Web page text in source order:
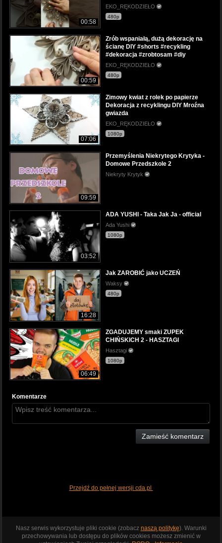
00:58
EKO_RĘKODZIEŁO
480p
00:59
Zrób wspaniałą, dużą dekorację na
ścianę DIY #shorts #recykling
#dekoracja #zrobtosam #diy
EKO_RĘKODZIEŁO
480p
07:06
Zimowy kwiat z rolek po papierze
Dekoracja z recyklingu DIY Mroźna
gwiazda
EKO_RĘKODZIEŁO
1080p
09:59
Przemyślenia Niekrytego Krytyka -
Domowe Przedszkole 2
Niekryty Krytyk
03:52
ADA YUSHI - Taka Jak Ja - official
Ada Yushi
1080p
16:28
Jak ZAROBIĆ jako UCZEŃ
Waksy
480p
06:49
ZGADUJEMY smaki ZUPEK
CHIŃSKICH 2 - HASZTAGI
Hasztagi
1080p
Komentarze
Zamieść komentarz
Przejdź do pełnej wersji cda.pl
Nasz serwis wykorzystuje pliki cookie (zobacz naszą politykę). Warunki
przechowywania lub dostępu do plików cookies możesz zmienić w